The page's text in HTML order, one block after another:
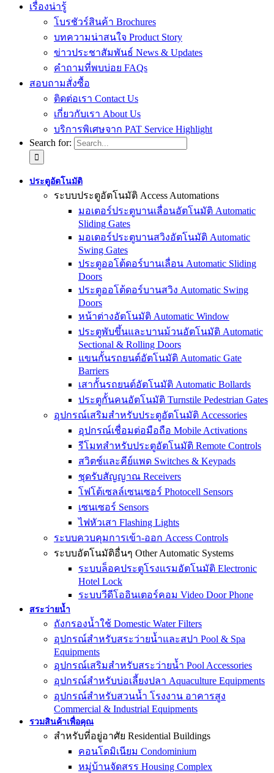
เรื่องน่ารู้
โบรชัวร์สินค้า Brochures
บทความน่าสนใจ Product Story
ข่าวประชาสัมพันธ์ News & Updates
คำถามที่พบบ่อย FAQs
สอบถามสั่งซื้อ
ติดต่อเรา Contact Us
เกี่ยวกับเรา About Us
บริการพิเศษจาก PAT Service Highlight
Search for:
ประตูอัตโนมัติ
ระบบประตูอัตโนมัติ Access Automations
มอเตอร์ประตูบานเลื่อนอัตโนมัติ Automatic
Sliding Gates
มอเตอร์ประตูบานสวิงอัตโนมัติ Automatic
Swing Gates
ประตูออโต้ดอร์บานเลื่อน Automatic Sliding
Doors
ประตูออโต้ดอร์บานสวิง Automatic Swing
Doors
หน้าต่างอัตโนมัติ Automatic Window
ประตูพับขึ้นและบานม้วนอัตโนมัติ Automatic
Sectional & Rolling Doors
แขนกั้นรถยนต์อัตโนมัติ Automatic Gate
Barriers
เสากั้นรถยนต์อัตโนมัติ Automatic Bollards
ประตูกั้นคนอัตโนมัติ Turnstile Pedestrian Gates
อุปกรณ์เสริมสำหรับประตูอัตโนมัติ Accessories
อุปกรณ์เชื่อมต่อมือถือ Mobile Activations
รีโมทสำหรับประตูอัตโนมัติ Remote Controls
สวิตช์และคีย์แพด Switches & Keypads
ชุดรับสัญญาณ Receivers
โฟโต้เซลล์เซนเซอร์ Photocell Sensors
เซนเซอร์ Sensors
ไฟหัวเสา Flashing Lights
ระบบควบคุมการเข้า-ออก Access Controls
ระบบอัตโนมัติอื่นๆ Other Automatic Systems
ระบบล็อคประตูโรงเเรมอัตโนมัติ Electronic
Hotel Lock
ระบบวีดีโออินเตอร์คอม Video Door Phone
สระว่ายน้ำ
ถังกรองน้ำใช้ Domestic Water Filters
อุปกรณ์สำหรับสระว่ายน้ำและสปา Pool & Spa
Equipments
อุปกรณ์เสริมสำหรับสระว่ายน้ำ Pool Accessories
อุปกรณ์สำหรับบ่อเลี้ยงปลา Aquaculture Equipments
อุปกรณ์สำหรับสวนน้ำ โรงงาน อาคารสูง
Commercial & Industrial Equipments
รวมสินค้าเพื่อคุณ
สำหรับที่อยู่อาศัย Residential Buildings
คอนโดมิเนียม Condominium
หมู่บ้านจัดสรร Housing Complex